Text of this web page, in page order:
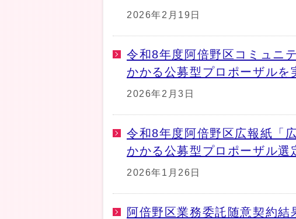
2026年2月19日
令和8年度阿倍野区コミュニ
かかる公募型プロポーザルを
2026年2月3日
令和8年度阿倍野区広報紙「
かかる公募型プロポーザル選
2026年1月26日
阿倍野区業務委託随意契約結